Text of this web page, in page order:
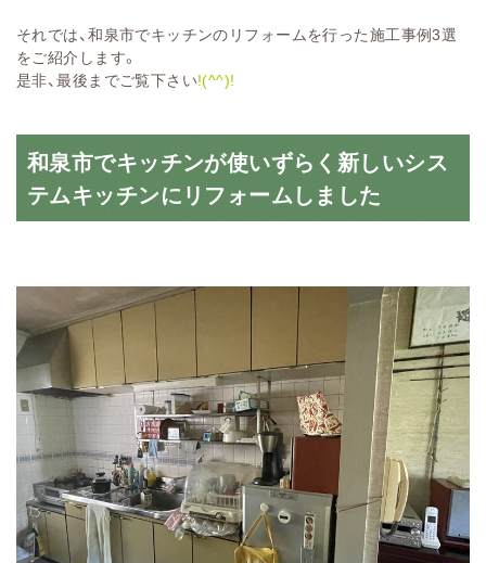
それでは、和泉市でキッチンのリフォームを行った施工事例3選
をご紹介します。
是非、最後までご覧下さい!(^^)!
和泉市でキッチンが使いずらく新しいシス
テムキッチンにリフォームしました